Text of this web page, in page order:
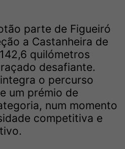
parte de Figueiró
a Castanheira de
quilómetros
desafiante.
o percurso
um prémio de
num momento
competitiva e